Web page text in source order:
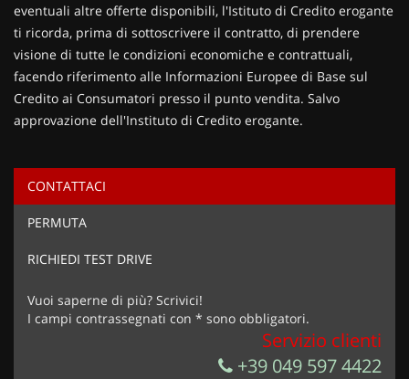
Ho letto e accettol'informativa privacy*
Acconsento al trattamento dei miei dati per finalità di
Invia la tua richiesta
eventuali altre offerte disponibili, l'Istituto di Credito erogante
ti ricorda, prima di sottoscrivere il contratto, di prendere
visione di tutte le condizioni economiche e contrattuali,
facendo riferimento alle Informazioni Europee di Base sul
Credito ai Consumatori presso il punto vendita. Salvo
approvazione dell'Instituto di Credito erogante.
CONTATTACI
PERMUTA
RICHIEDI TEST DRIVE
Vuoi saperne di più? Scrivici!
I campi contrassegnati con * sono obbligatori.
Servizio clienti
+39 049 597 4422